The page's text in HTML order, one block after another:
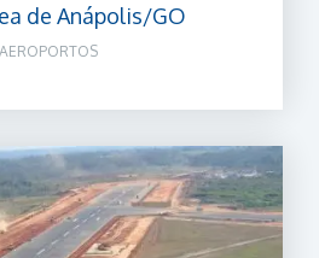
de Anápolis/GO
AEROPORTOS